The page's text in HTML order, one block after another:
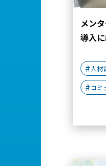
メン
導入
人材
コミ